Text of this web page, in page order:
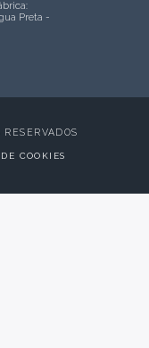
Preta -
COOKIES